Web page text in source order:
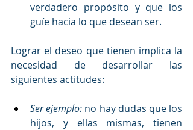
verdadero propósito y que los
guíe hacia lo que desean ser.
Lograr el deseo que tienen implica la
necesidad de desarrollar las
siguientes actitudes:
Ser ejemplo: no hay dudas que los
hijos, y ellas mismas, tienen